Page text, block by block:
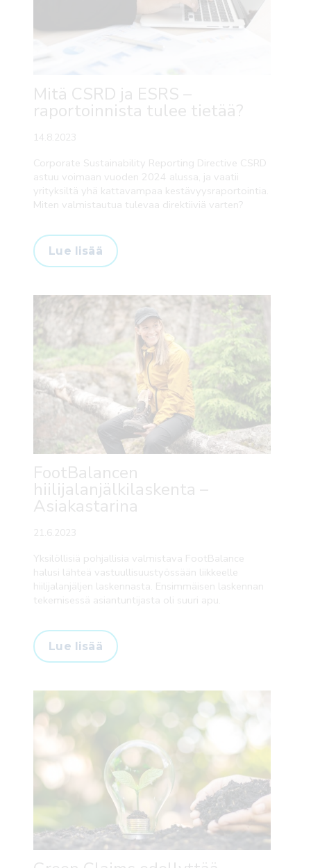
Mitä CSRD ja ESRS –
raportoinnista tulee tietää?
14.8.2023
Corporate Sustainability Reporting Directive CSRD
astuu voimaan vuoden 2024 alussa, ja vaatii
yrityksiltä yhä kattavampaa kestävyysraportointia.
Miten valmistautua tulevaa direktiiviä varten?
Lue lisää
FootBalancen
hiilijalanjälkilaskenta –
Asiakastarina
21.6.2023
Yksilöllisiä pohjallisia valmistava FootBalance
halusi lähteä vastuullisuustyössään liikkeelle
hiilijalanjäljen laskennasta. Ensimmäisen laskennan
tekemisessä asiantuntijasta oli suuri apu.
Lue lisää